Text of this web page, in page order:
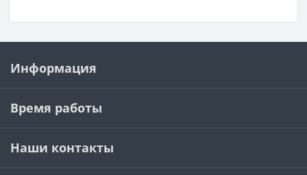
Информация
Время работы
Наши контакты